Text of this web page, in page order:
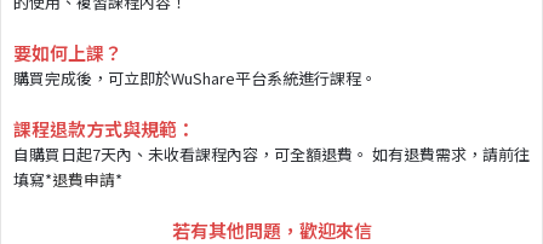
要如何上課？
購買完成後，可立即於WuShare平台系統進行課程。
課程退款方式與規範：
自購買日起7天內、未收看課程內容，可全額退費。 如有退費需求，請前往
填寫*退費申請*
若有其他問題，歡迎來信